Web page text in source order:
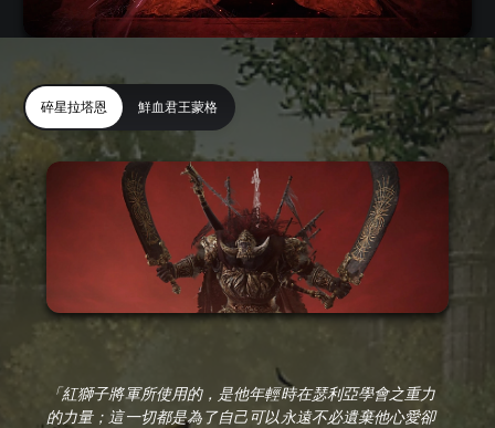
碎星拉塔恩 鮮血君王蒙格
「紅獅子將軍所使用的，是他年輕時在瑟利亞學會之重力
的力量；這一切都是為了自己可以永遠不必遺棄他心愛卻